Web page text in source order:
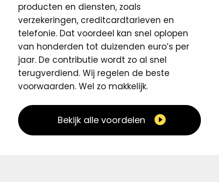
producten en diensten, zoals
verzekeringen, creditcardtarieven en
telefonie. Dat voordeel kan snel oplopen
van honderden tot duizenden euro’s per
jaar. De contributie wordt zo al snel
terugverdiend. Wij regelen de beste
voorwaarden. Wel zo makkelijk. ​
Bekijk alle voordelen